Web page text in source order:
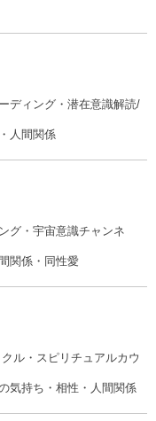
ディング・潜在意識解読/
人間関係
グ・宇宙意識チャンネ
関係・同性愛
ル・スピリチュアルカウ
気持ち・相性・人間関係